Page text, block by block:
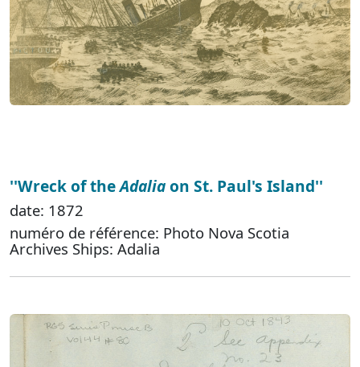
''Wreck of theAdaliaon St. Paul's Island''
date: 1872
numéro de référence: Photo Nova Scotia
Archives Ships: Adalia